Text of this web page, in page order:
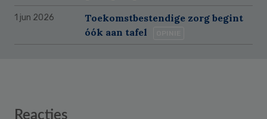
1 jun 2026
Toekomstbestendige zorg begint
óók aan tafel
Reader
Reacties